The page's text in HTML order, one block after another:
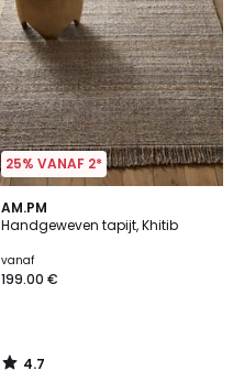
25% VANAF 2*
AM.PM
Handgeweven tapijt, Khitib
vanaf
199.00 €
4.7
/ 5
4.7
/